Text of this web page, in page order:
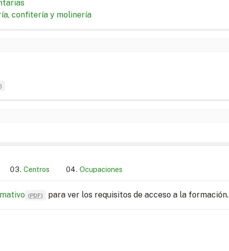
confitería y molinería
)
Centros Ocupaciones
(PDF) para ver los requisitos de acceso a la formación.